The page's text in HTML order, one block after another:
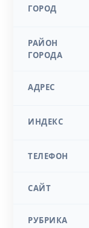
ГОРОД
РАЙОН
ГОРОДА
АДРЕС
ИНДЕКС
ТЕЛЕФОН
САЙТ
РУБРИКА